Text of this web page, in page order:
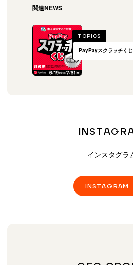
関連NEWS
TOPICS
PayPayスクラッチく
インスタグラ
INSTAGRAM